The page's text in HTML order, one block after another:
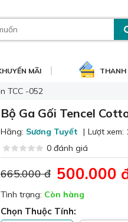
MÃI THANH
TCC -052
Bộ Ga Gối Tencel
Hãng: Sương Tuyết | Lượt xem:
0 đánh giá
665.000 đ 500.000
Tình trạng: Còn hàng
Chọn Thuộc Tính: